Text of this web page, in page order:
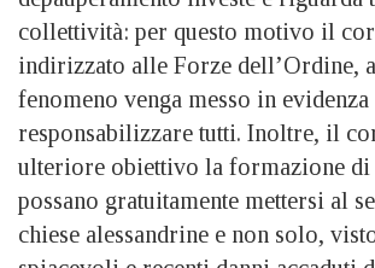
collettività: per questo motivo il
indirizzato alle Forze dell’Ordine,
fenomeno venga messo in evidenza
responsabilizzare tutti. Inoltre, il
ulteriore obiettivo la formazione
possano gratuitamente mettersi al
chiese alessandrine e non solo,